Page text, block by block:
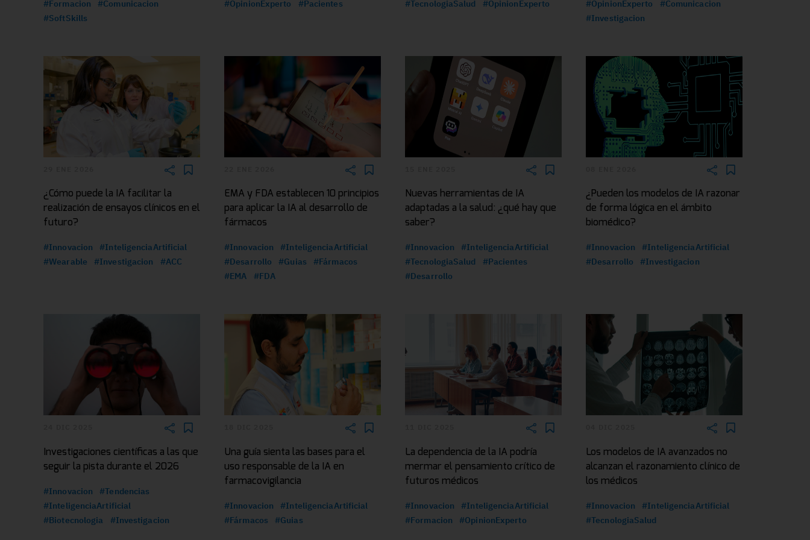
#Formacion
#Comunicacion
#SoftSkills
#OpinionExperto
#Pacientes
#TecnologiaSalud
#OpinionExperto
#OpinionExperto
#Comunicacion
#Investigacion
¿Cómo puede la IA facilitar la
realización de ensayos clínicos en el
futuro?
#Innovacion
#InteligenciaArtificial
#Wearable
#Investigacion #ACC
EMA y FDA establecen 10 principios
para aplicar la IA al desarrollo de
fármacos
#Innovacion
#InteligenciaArtificial
#Desarrollo
#Guias
#Fármacos
#EMA
#FDA
Nuevas herramientas de IA
adaptadas a la salud: ¿qué hay que
saber?
#Innovacion
#InteligenciaArtificial
#TecnologiaSalud
#Pacientes
#Desarrollo
¿Pueden los modelos de IA razonar
de forma lógica en el ámbito
biomédico?
#Innovacion
#InteligenciaArtificial
#Desarrollo
#Investigacion
Investigaciones científicas a las que
seguir la pista durante el 2026
#Innovacion
#Tendencias
#InteligenciaArtificial
#Biotecnologia
#Investigacion
Una guía sienta las bases para el
uso responsable de la IA en
farmacovigilancia
#Innovacion
#InteligenciaArtificial
#Fármacos
#Guias
La dependencia de la IA podría
mermar el pensamiento crítico de
futuros médicos
#Innovacion
#InteligenciaArtificial
#Formacion
#OpinionExperto
Los modelos de IA avanzados no
alcanzan el razonamiento clínico de
los médicos
#Innovacion
#InteligenciaArtificial
#TecnologiaSalud